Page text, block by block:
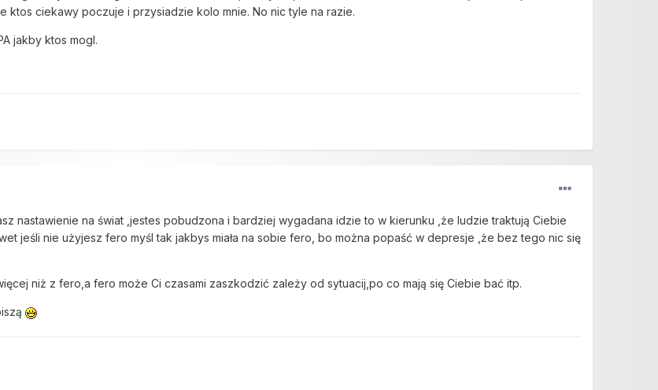
ktos ciekawy poczuje i przysiadzie kolo mnie. No nic tyle na razie.
jakby ktos mogl.
nastawienie na świat ,jestes pobudzona i bardziej wygadana idzie to w kierunku ,że ludzie traktują Ciebie
jeśli nie użyjesz fero myśl tak jakbys miała na sobie fero, bo można popaść w depresje ,że bez tego nic się
niż z fero,a fero może Ci czasami zaszkodzić zależy od sytuacij,po co mają się Ciebie bać itp.